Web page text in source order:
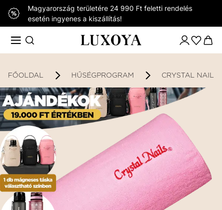
Magyarország területére 24 990 Ft feletti rendelés
esetén ingyenes a kiszállítás!
FŐOLDAL HŰSÉGPROGRAM CRYSTAL NAILS